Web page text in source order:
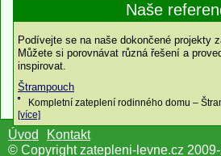
Naše
Podívejte se na naše dokončené projekty
Můžete si porovnávat různá řešení a
inspirovat.
Štrampouch
Kompletní zateplení rodinného domu –
[více]
Úvod
Kontakt
© Copyright zatepleni-levne.cz